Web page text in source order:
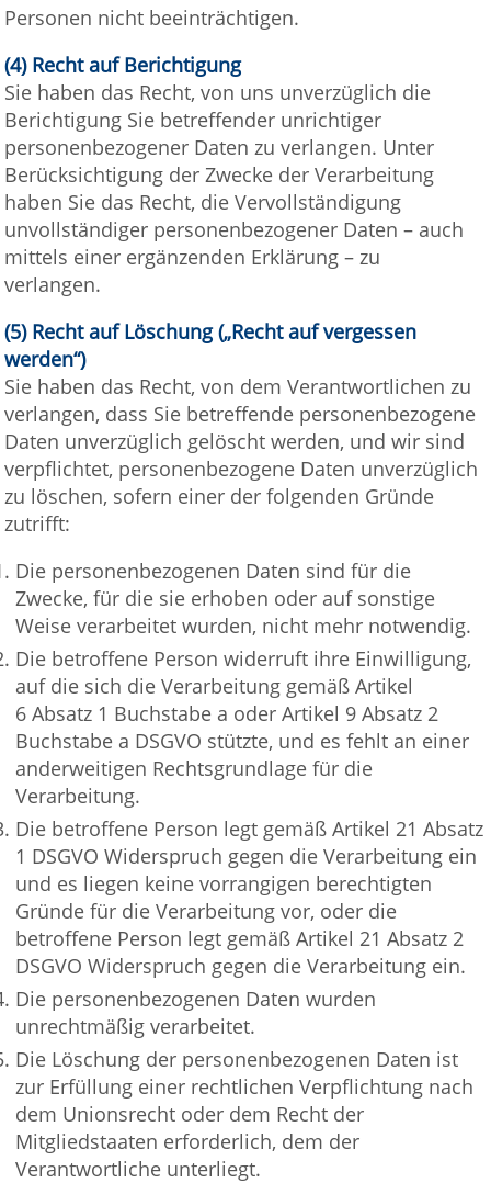
Personen nicht beeinträchtigen.
(4) Recht auf Berichtigung
Sie haben das Recht, von uns unverzüglich die
Berichtigung Sie betreffender unrichtiger
personenbezogener Daten zu verlangen. Unter
Berücksichtigung der Zwecke der Verarbeitung
haben Sie das Recht, die Vervollständigung
unvollständiger personenbezogener Daten – auch
mittels einer ergänzenden Erklärung – zu
verlangen.
(5) Recht auf Löschung („Recht auf vergessen
werden“)
Sie haben das Recht, von dem Verantwortlichen zu
verlangen, dass Sie betreffende personenbezogene
Daten unverzüglich gelöscht werden, und wir sind
verpflichtet, personenbezogene Daten unverzüglich
zu löschen, sofern einer der folgenden Gründe
zutrifft:
Die personenbezogenen Daten sind für die
Zwecke, für die sie erhoben oder auf sonstige
Weise verarbeitet wurden, nicht mehr notwendig.
Die betroffene Person widerruft ihre Einwilligung,
auf die sich die Verarbeitung gemäß Artikel
6 Absatz 1 Buchstabe a oder Artikel 9 Absatz 2
Buchstabe a DSGVO stützte, und es fehlt an einer
anderweitigen Rechtsgrundlage für die
Verarbeitung.
Die betroffene Person legt gemäß Artikel 21 Absatz
1 DSGVO Widerspruch gegen die Verarbeitung ein
und es liegen keine vorrangigen berechtigten
Gründe für die Verarbeitung vor, oder die
betroffene Person legt gemäß Artikel 21 Absatz 2
DSGVO Widerspruch gegen die Verarbeitung ein.
Die personenbezogenen Daten wurden
unrechtmäßig verarbeitet.
Die Löschung der personenbezogenen Daten ist
zur Erfüllung einer rechtlichen Verpflichtung nach
dem Unionsrecht oder dem Recht der
Mitgliedstaaten erforderlich, dem der
Verantwortliche unterliegt.